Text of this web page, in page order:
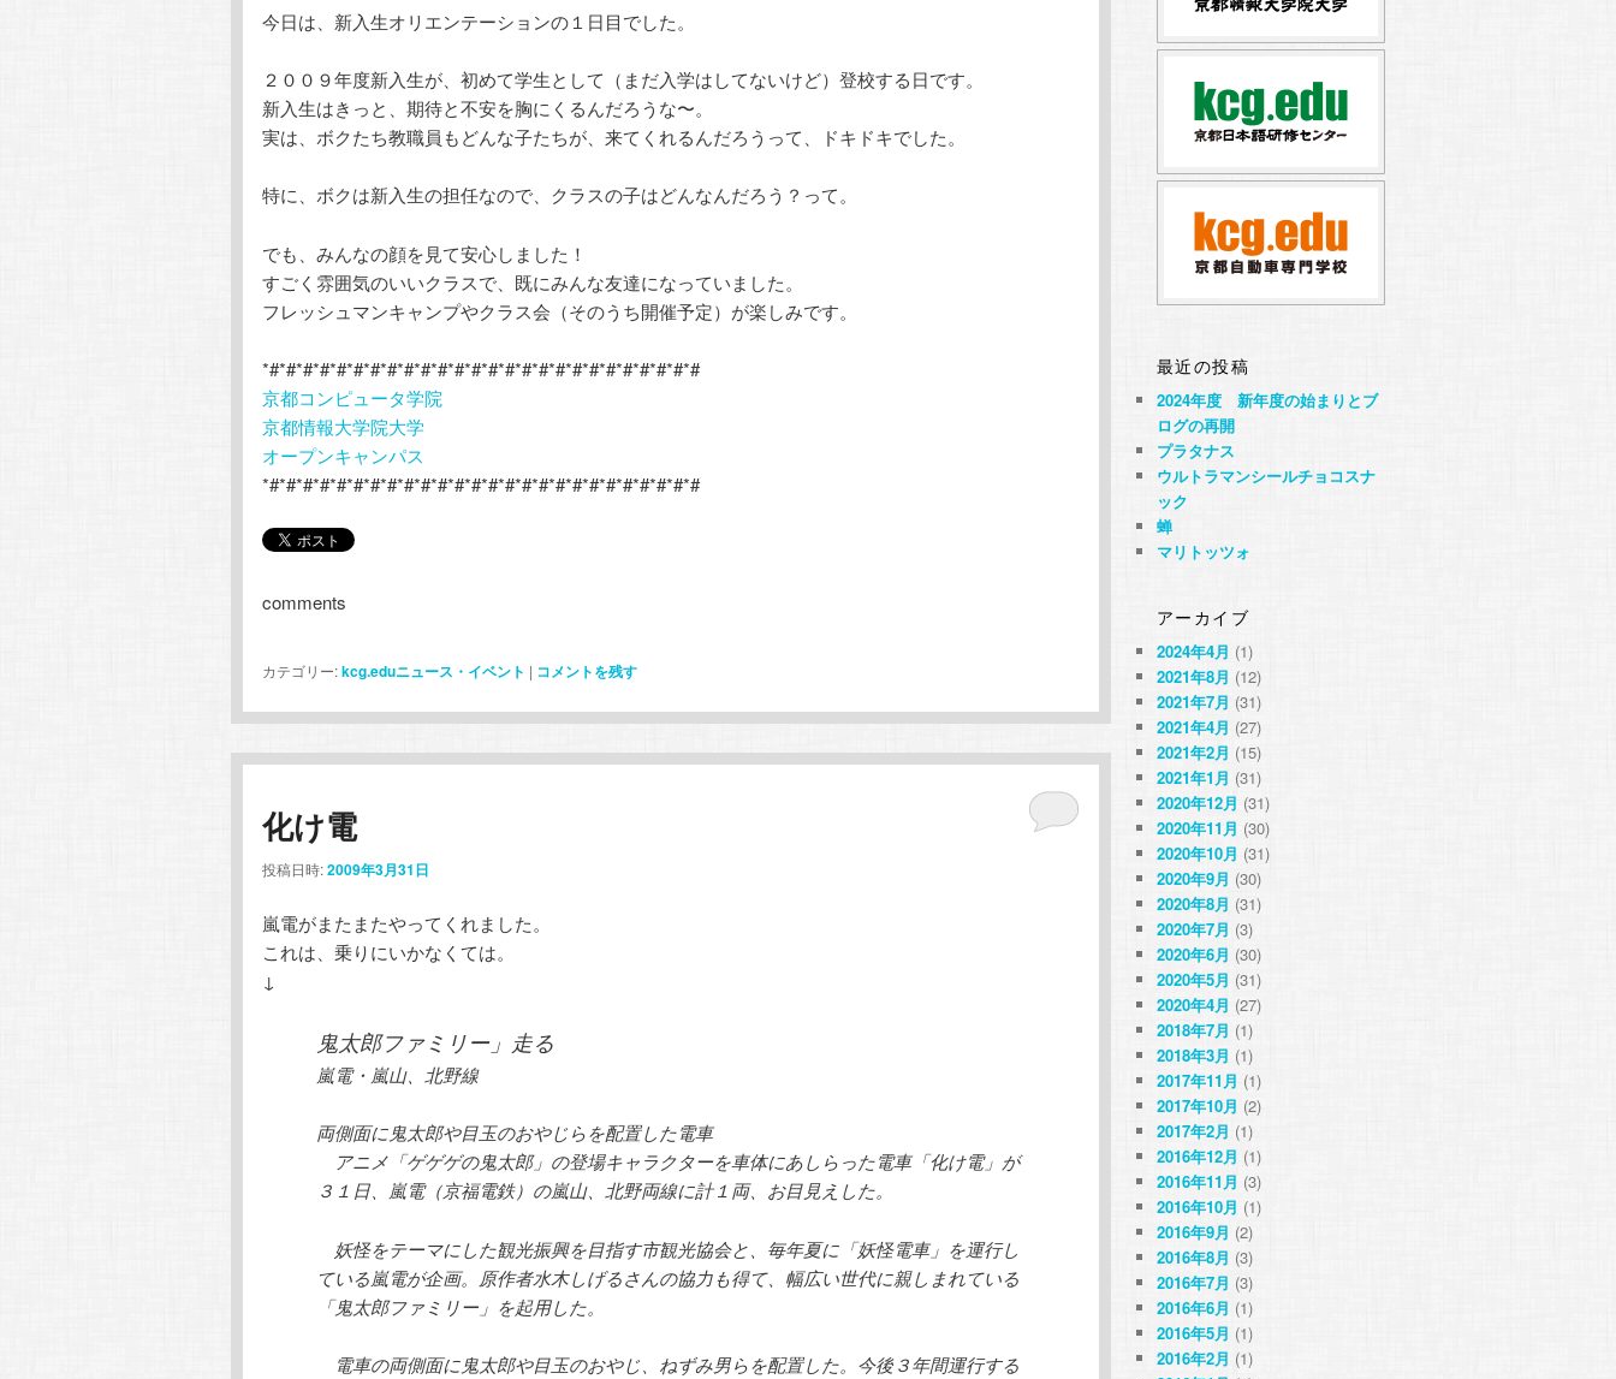
テ
ン
ツ
へ
移
動
ン
ツ
へ
移
動
今日は、新入生オリエンテーションの１日目でした。
２００９年度新入生が、初めて学生として（まだ入学はしてないけど）登校する日です。
新入生はきっと、期待と不安を胸にくるんだろうな〜。
実は、ボクたち教職員もどんな子たちが、来てくれるんだろうって、ドキドキでした。
特に、ボクは新入生の担任なので、クラスの子はどんなんだろう？って。
でも、みんなの顔を見て安心しました！
すごく雰囲気のいいクラスで、既にみんな友達になっていました。
フレッシュマンキャンプやクラス会（そのうち開催予定）が楽しみです。
*#*#*#*#*#*#*#*#*#*#*#*#*#*#*#*#*#*#*#*#*#*#*#*#*#*#
京都コンピュータ学院
京都情報大学院大学
オープンキャンパス
*#*#*#*#*#*#*#*#*#*#*#*#*#*#*#*#*#*#*#*#*#*#*#*#*#*#
comments
カテゴリー:kcg.eduニュース・イベント | コメントを残す
化け電
投稿日時:2009年3月31日
嵐電がまたまたやってくれました。
これは、乗りにいかなくては。
↓
鬼太郎ファミリー」走る
嵐電・嵐山、北野線
両側面に鬼太郎や目玉のおやじらを配置した電車
アニメ「ゲゲゲの鬼太郎」の登場キャラクターを車体にあしらった電車「化け電」が
３１日、嵐電（京福電鉄）の嵐山、北野両線に計１両、お目見えした。
妖怪をテーマにした観光振興を目指す市観光協会と、毎年夏に「妖怪電車」を運行し
ている嵐電が企画。原作者水木しげるさんの協力も得て、幅広い世代に親しまれている
「鬼太郎ファミリー」を起用した。
電車の両側面に鬼太郎や目玉のおやじ、ねずみ男らを配置した。今後３年間運行する
最近の投稿
2024年度 新年度の始まりとブ
ログの再開
プラタナス
ウルトラマンシールチョコスナ
ック
蝉
マリトッツォ
アーカイブ
2024年4月 (1)
2021年8月 (12)
2021年7月 (31)
2021年4月 (27)
2021年2月 (15)
2021年1月 (31)
2020年12月 (31)
2020年11月 (30)
2020年10月 (31)
2020年9月 (30)
2020年8月 (31)
2020年7月 (3)
2020年6月 (30)
2020年5月 (31)
2020年4月 (27)
2018年7月 (1)
2018年3月 (1)
2017年11月 (1)
2017年10月 (2)
2017年2月 (1)
2016年12月 (1)
2016年11月 (3)
2016年10月 (1)
2016年9月 (2)
2016年8月 (3)
2016年7月 (3)
2016年6月 (1)
2016年5月 (1)
2016年2月 (1)